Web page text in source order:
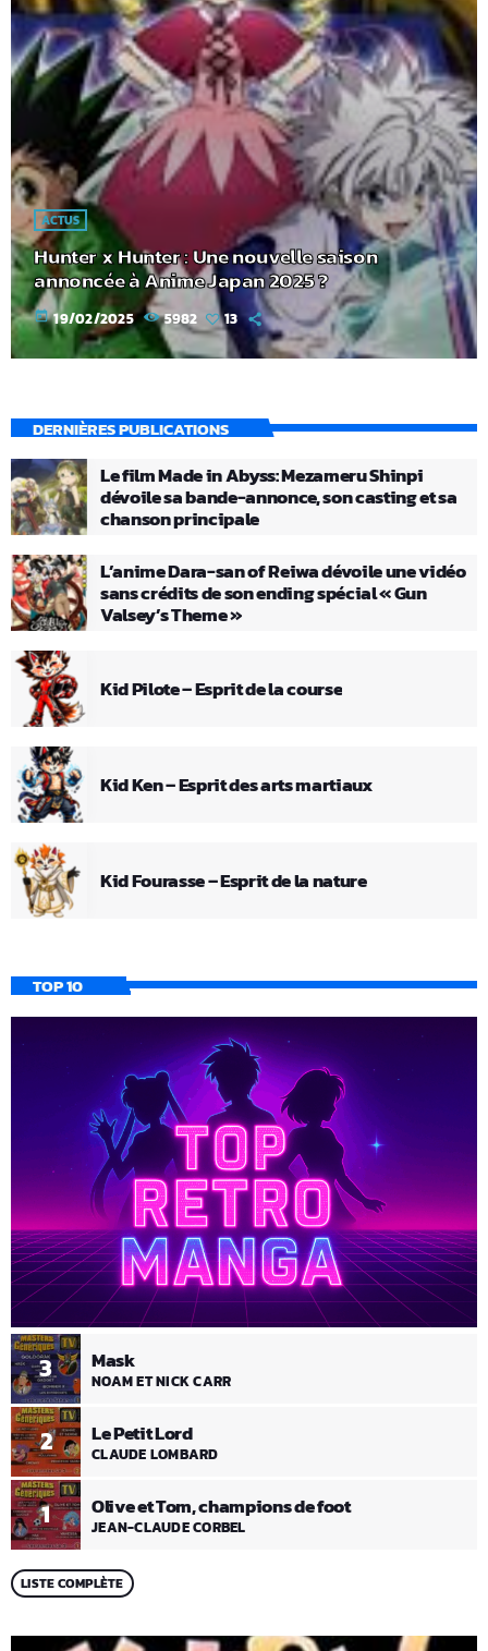
ACTUS
Hunter x Hunter : Une nouvelle saison
annoncée à Anime Japan 2025 ?
today 19/02/2025 5982 13
DERNIÈRES PUBLICATIONS
Le film Made in Abyss: Mezameru Shinpi
dévoile sa bande-annonce, son casting et sa
chanson principale
L’anime Dara-san of Reiwa dévoile une vidéo
sans crédits de son ending spécial « Gun
Valsey’s Theme »
Kid Pilote – Esprit de la course
Kid Ken – Esprit des arts martiaux
Kid Fourasse – Esprit de la nature
TOP 10
1 Olive et Tom, champions de foot
JEAN-CLAUDE CORBEL
2 Le Petit Lord
CLAUDE LOMBARD
3 Mask
NOAM ET NICK CARR
LISTE COMPLÈTE